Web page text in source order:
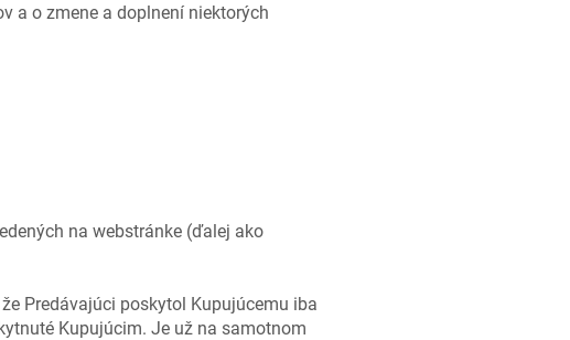
a o zmene a doplnení niektorých
na webstránke (ďalej ako
Predávajúci poskytol Kupujúcemu iba
Kupujúcim. Je už na samotnom